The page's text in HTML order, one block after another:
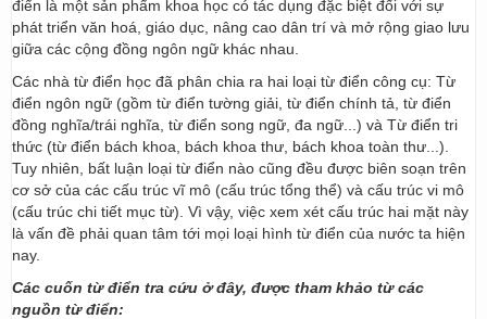
điển là một sản phẩm khoa học có tác dụng đặc biệt đối với sự
phát triển văn hoá, giáo dục, nâng cao dân trí và mở rộng giao lưu
giữa các cộng đồng ngôn ngữ khác nhau.
Các nhà từ điển học đã phân chia ra hai loại từ điển công cụ: Từ
điển ngôn ngữ (gồm từ điển tường giải, từ điển chính tả, từ điển
đồng nghĩa/trái nghĩa, từ điển song ngữ, đa ngữ...) và Từ điển tri
thức (từ điển bách khoa, bách khoa thư, bách khoa toàn thư...).
Tuy nhiên, bất luận loại từ điển nào cũng đều được biên soạn trên
cơ sở của các cấu trúc vĩ mô (cấu trúc tổng thể) và cấu trúc vi mô
(cấu trúc chi tiết mục từ). Vì vậy, việc xem xét cấu trúc hai mặt này
là vấn đề phải quan tâm tới mọi loại hình từ điển của nước ta hiện
nay.
Các cuốn từ điển tra cứu ở đây, được tham khảo từ các
nguồn từ điển: